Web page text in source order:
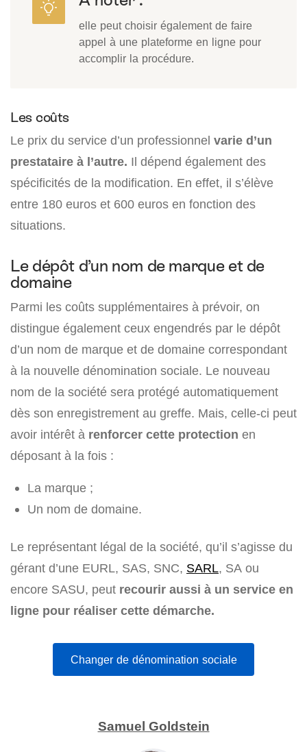
elle peut choisir également de faire
appel à une plateforme en ligne pour
accomplir la procédure.
Les coûts
Le prix du service d’un professionnel varie d’un
prestataire à l’autre. Il dépend également des
spécificités de la modification. En effet, il s’élève
entre 180 euros et 600 euros en fonction des
situations.
Le dépôt d’un nom de marque et de
domaine
Parmi les coûts supplémentaires à prévoir, on
distingue également ceux engendrés par le dépôt
d’un nom de marque et de domaine correspondant
à la nouvelle dénomination sociale. Le nouveau
nom de la société sera protégé automatiquement
dès son enregistrement au greffe. Mais, celle-ci peut
avoir intérêt à renforcer cette protection en
déposant à la fois :
La marque ;
Un nom de domaine.
Le représentant légal de la société, qu’il s’agisse du
gérant d’une EURL, SAS, SNC, SARL, SA ou
encore SASU, peut recourir aussi à un service en
ligne pour réaliser cette démarche.
Changer de dénomination sociale
Samuel Goldstein